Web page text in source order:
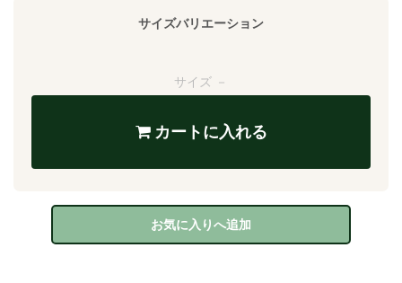
サイズバリエーション
サイズ －
カートに入れる
お気に入りへ追加